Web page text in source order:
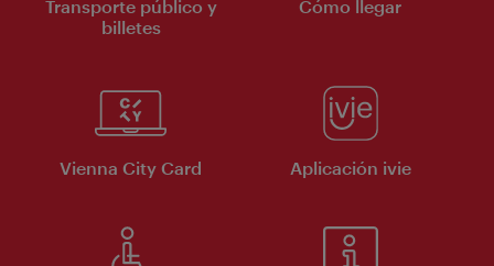
Transporte público y
billetes
Cómo llegar
Vienna City Card Aplicación ivie